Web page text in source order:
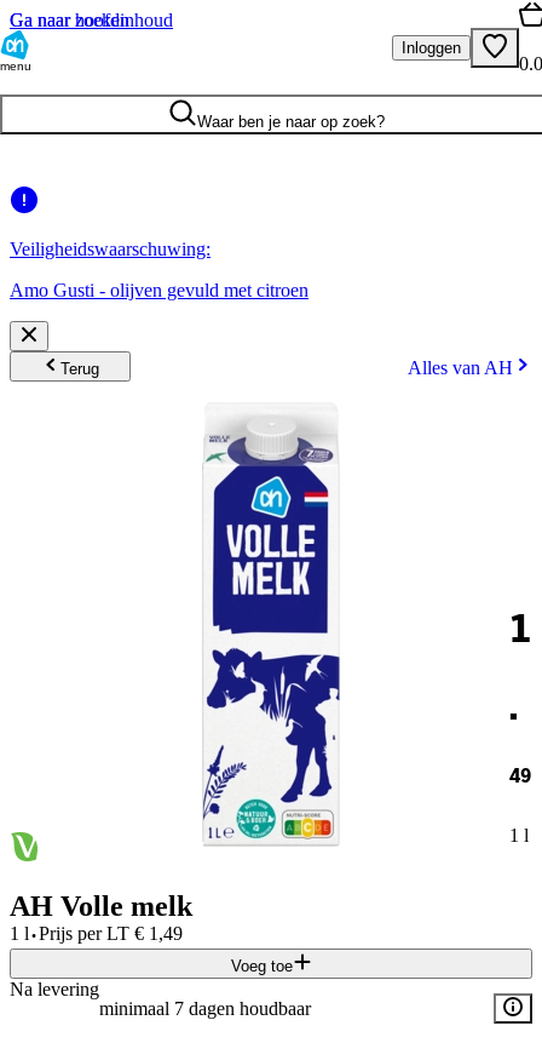
Ga naar hoofdinhoud
Ga naar zoeken
menu
Inloggen
Waar ben je naar op zoek?
Veiligheidswaarschuwing:
Amo Gusti - olijven gevuld met citroen
Terug Alles van AH
1
.
49
1 l
AH Volle melk
1 l·Prijs per LT € 1,49
Voeg toe
Na levering
minimaal 7 dagen houdbaar